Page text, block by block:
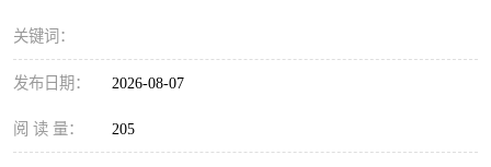
关键词：
发布日期： 2026-08-07
阅 读 量： 205